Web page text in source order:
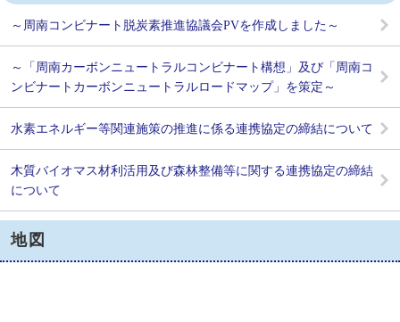
～周南コンビナート脱炭素推進協議会PVを作成しました～
～「周南カーボンニュートラルコンビナート構想」及び「周南コ
ンビナートカーボンニュートラルロードマップ」を策定～
水素エネルギー等関連施策の推進に係る連携協定の締結について
木質バイオマス材利活用及び森林整備等に関する連携協定の締結
について
地図